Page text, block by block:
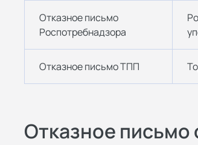
Отказное письмо
Роспотребнадзора
Отказное письмо ТПП
Отказное письмо